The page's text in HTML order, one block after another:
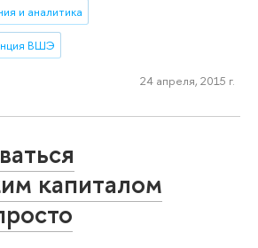
и аналитика
ВШЭ
24 апреля, 2015 г.
капиталом